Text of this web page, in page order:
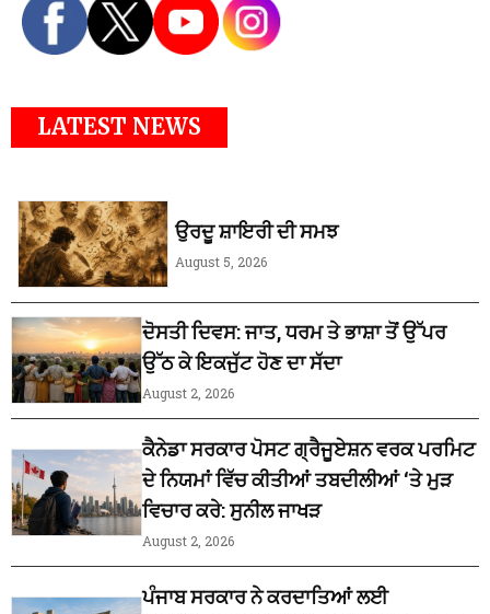
LATEST NEWS
ਉਰਦੂ ਸ਼ਾਇਰੀ ਦੀ ਸਮਝ
August 5, 2026
ਦੋਸਤੀ ਦਿਵਸ: ਜਾਤ, ਧਰਮ ਤੇ ਭਾਸ਼ਾ ਤੋਂ ਉੱਪਰ
ਉੱਠ ਕੇ ਇਕਜੁੱਟ ਹੋਣ ਦਾ ਸੱਦਾ
August 2, 2026
ਕੈਨੇਡਾ ਸਰਕਾਰ ਪੋਸਟ ਗ੍ਰੈਜੂਏਸ਼ਨ ਵਰਕ ਪਰਮਿਟ
ਦੇ ਨਿਯਮਾਂ ਵਿੱਚ ਕੀਤੀਆਂ ਤਬਦੀਲੀਆਂ ‘ਤੇ ਮੁੜ
ਵਿਚਾਰ ਕਰੇ: ਸੁਨੀਲ ਜਾਖੜ
August 2, 2026
ਪੰਜਾਬ ਸਰਕਾਰ ਨੇ ਕਰਦਾਤਿਆਂ ਲਈ